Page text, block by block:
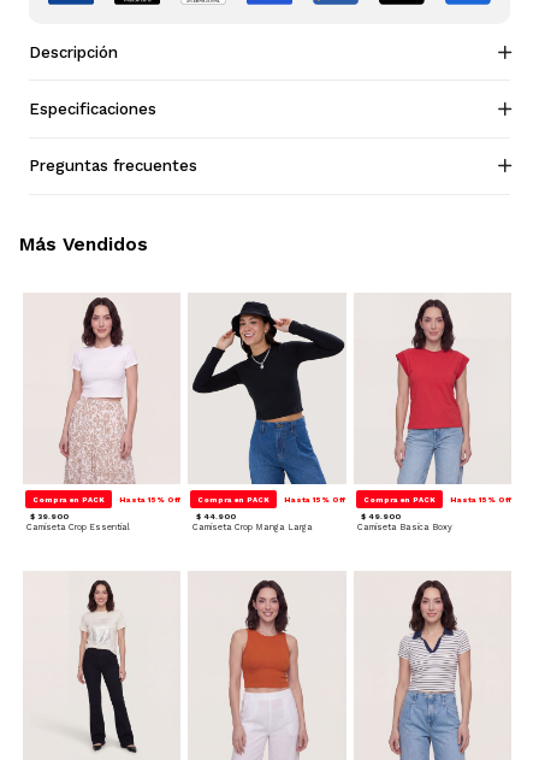
Descripción
Especificaciones
Preguntas frecuentes
Compra en PACK Hasta 15% Off
$ 39.900
Camiseta Crop Essential
Compra en PACK Hasta 15% Off
$ 44.900
Camiseta Crop Manga Larga
Compra en PACK Hasta 15% Off
$ 49.900
Camiseta Basica Boxy
Más Vendidos